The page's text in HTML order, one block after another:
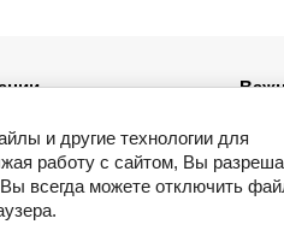
компании и услугах
и другие технологии для
работу с сайтом, Вы
всегда можете отключить